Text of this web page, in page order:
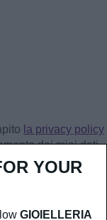
la privacy policy
dei miei dati
YOUR
GIOIELLERIA